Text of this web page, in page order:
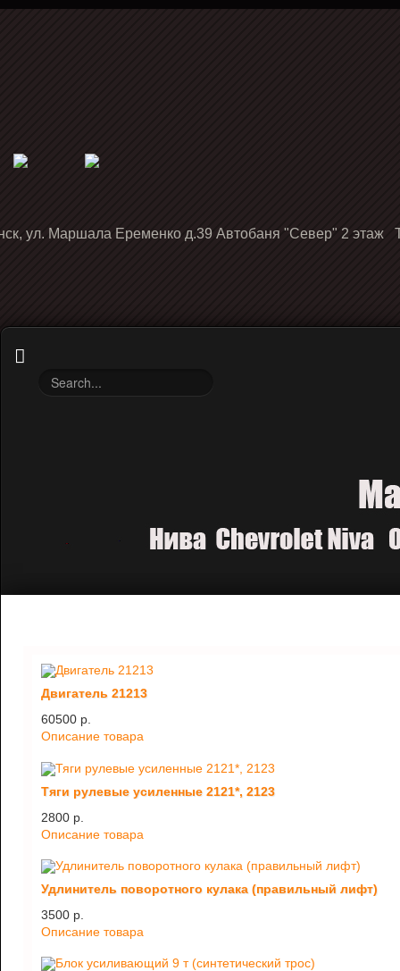
ул. Маршала Еременко д.39 Автобаня "Север" 2 этаж
Двигатель 21213
60500 p.
Описание товара
Тяги рулевые усиленные 2121*, 2123
2800 p.
Описание товара
Удлинитель поворотного кулака (правильный лифт)
3500 p.
Описание товара